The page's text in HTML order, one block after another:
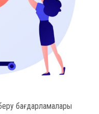
бағдарламалары